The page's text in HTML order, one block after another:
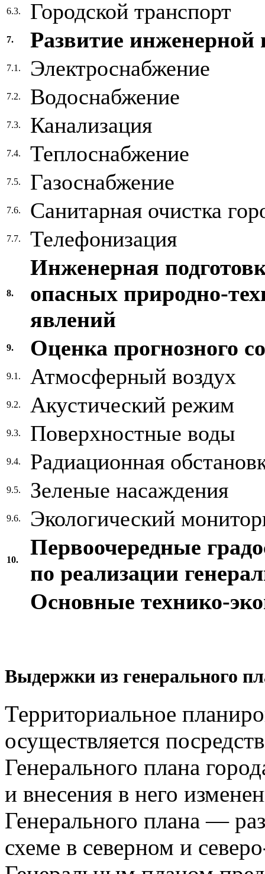
6.3. Городской транспорт
7. Развитие
7.1. Электроснабжение
7.2. Водоснабжение
7.3. Канализация
7.4. Теплоснабжение
7.5. Газоснабжение
7.6. Санитарная очистка
7.7. Телефонизация
8.
Инженерная
опасных природно-
явлений
9. Оценка прогнозного
9.1. Атмосферный воздух
9.2. Акустический режим
9.3. Поверхностные воды
9.4. Радиационная
9.5. Зеленые насаждения
9.6. Экологический
10.
Первоочередные
по реализации
Основные технико-
Выдержки из генерального
Территориальное
осуществляется
Генерального плана
и внесения в него
Генерального плана —
схеме в северном и